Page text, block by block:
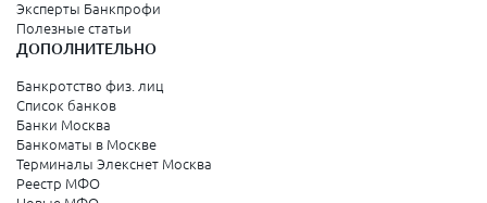
Аксай
Алагир
Алатырь
Алейск
Александров
Александровск
Александровск
Александровск-Сахалинский
Алексеевка
Эксперты Банкпрофи
Полезные статьи
ДОПОЛНИТЕЛЬНО
Банкротство физ. лиц
Список банков
Банки Москва
Банкоматы в Москве
Терминалы Элекснет Москва
Реестр МФО